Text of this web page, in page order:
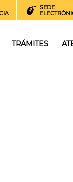
SEDE
TRÁMITES